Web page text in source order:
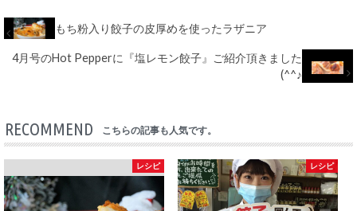
もち粉入り餃子の皮厚めを使ったラザニア
4月号のHot Pepperに『塩レモン餃子』ご紹介頂きました
(^^♪
RECOMMEND こちらの記事も人気です。
レシピ レシピ